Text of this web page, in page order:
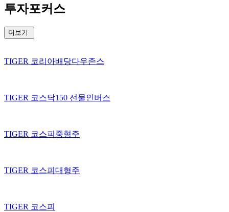
투자포커스
더보기
TIGER 코리아배당다우존스
TIGER 코스닥150 선물인버스
TIGER 코스피중형주
TIGER 코스피대형주
TIGER 코스피